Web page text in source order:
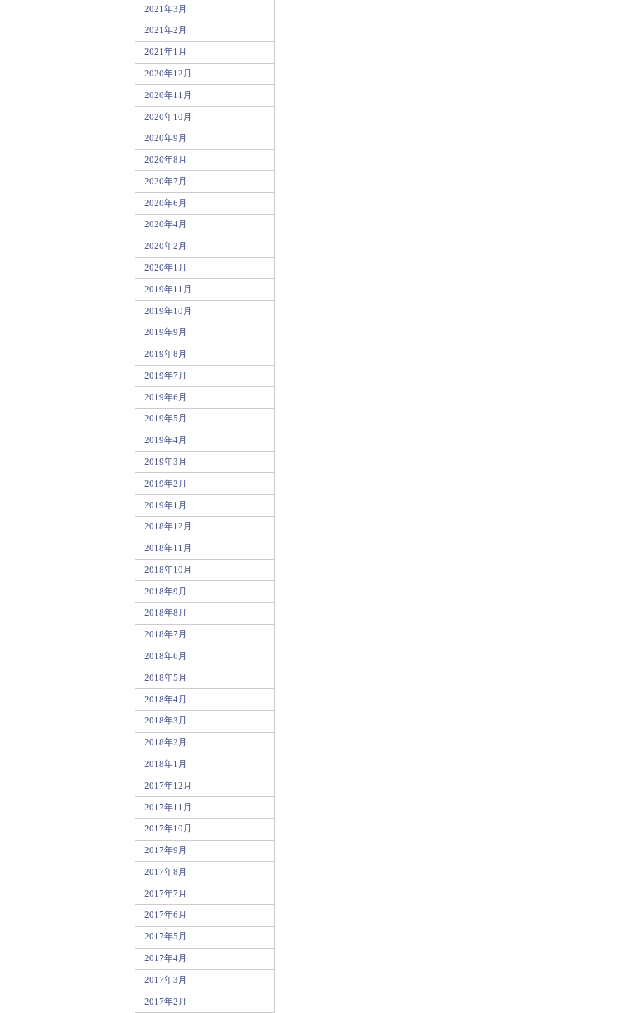
2021年3月
2021年2月
2021年1月
2020年12月
2020年11月
2020年10月
2020年9月
2020年8月
2020年7月
2020年6月
2020年4月
2020年2月
2020年1月
2019年11月
2019年10月
2019年9月
2019年8月
2019年7月
2019年6月
2019年5月
2019年4月
2019年3月
2019年2月
2019年1月
2018年12月
2018年11月
2018年10月
2018年9月
2018年8月
2018年7月
2018年6月
2018年5月
2018年4月
2018年3月
2018年2月
2018年1月
2017年12月
2017年11月
2017年10月
2017年9月
2017年8月
2017年7月
2017年6月
2017年5月
2017年4月
2017年3月
2017年2月